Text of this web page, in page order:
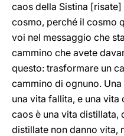
caos della Sistina [risate]
cosmo, perché il cosmo
voi nel messaggio che
cammino che avete
questo: trasformare un
cammino di ognuno.
una vita fallita, e una
caos è una vita distillata,
distillate non danno vita,